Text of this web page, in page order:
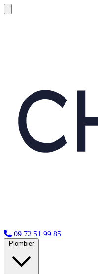
09 72 51 99 85
Plombier